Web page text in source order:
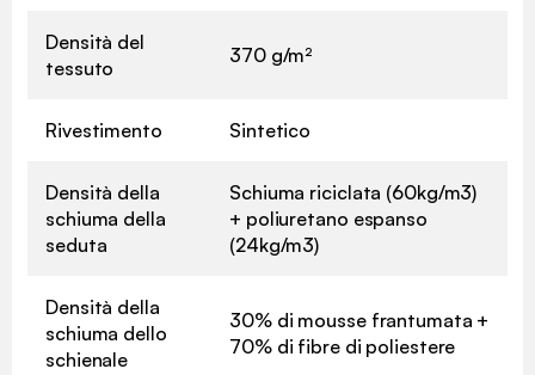
Densità del
tessuto
370 g/m²
Rivestimento Sintetico
Densità della
schiuma della
seduta
Schiuma riciclata (60kg/m3)
+ poliuretano espanso
(24kg/m3)
Densità della
schiuma dello
schienale
30% di mousse frantumata +
70% di fibre di poliestere